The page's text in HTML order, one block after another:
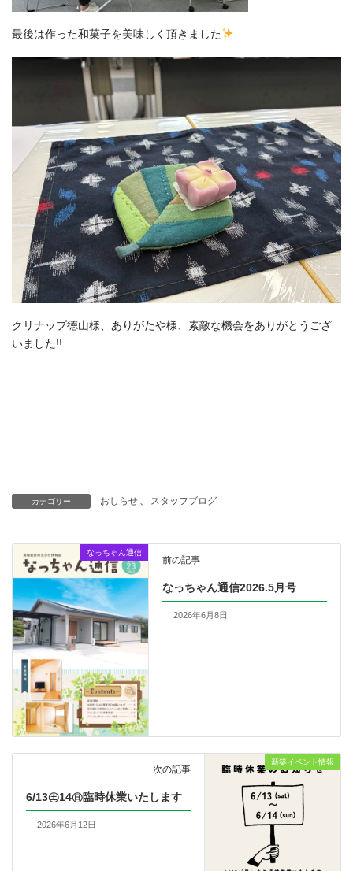
最後は作った和菓子を美味しく頂きました
クリナップ徳山様、ありがたや様、素敵な機会をありがとうござ
いました!!
カテゴリー おしらせ 、 スタッフブログ
なっちゃん通信
前の記事
なっちゃん通信2026.5月号
2026年6月8日
新築イベント情報
次の記事
6/13㊏14㊐臨時休業いたします
2026年6月12日